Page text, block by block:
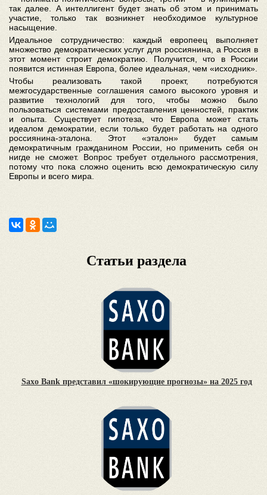
так далее. А интеллигент будет знать об этом и принимать
участие, только так возникнет необходимое культурное
насыщение.
Идеальное сотрудничество: каждый европеец выполняет
множество демократических услуг для россиянина, а Россия в
этот момент строит демократию. Получится, что в России
появится истинная Европа, более идеальная, чем «исходник».
Чтобы реализовать такой проект, потребуются
межгосударственные соглашения самого высокого уровня и
развитие технологий для того, чтобы можно было
пользоваться системами предоставления ценностей, практик
и опыта. Существует гипотеза, что Европа может стать
идеалом демократии, если только будет работать на одного
россиянина-эталона. Этот «эталон» будет самым
демократичным гражданином России, но применить себя он
нигде не сможет. Вопрос требует отдельного рассмотрения,
потому что пока сложно оценить всю демократическую силу
Европы и всего мира.
Статьи раздела
Saxo Bank представил «шокирующие прогнозы» на 2025 год